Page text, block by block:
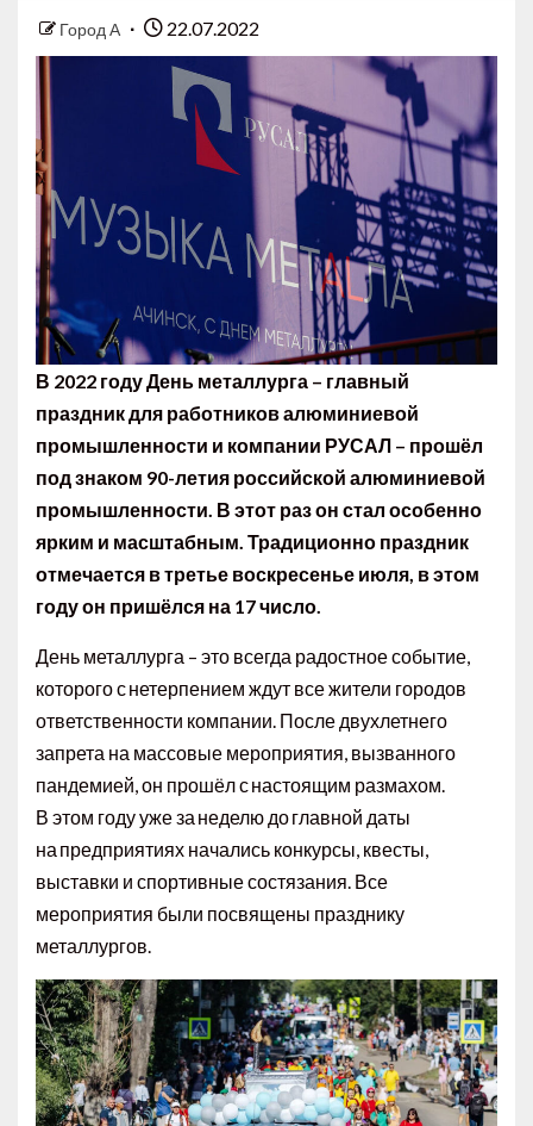
Город А 22.07.2022
В 2022 году День металлурга – главный
праздник для работников алюминиевой
промышленности и компании РУСАЛ – прошёл
под знаком 90-летия российской алюминиевой
промышленности. В этот раз он стал особенно
ярким и масштабным. Традиционно праздник
отмечается в третье воскресенье июля, в этом
году он пришёлся на 17 число.
День металлурга – это всегда радостное событие,
которого с нетерпением ждут все жители городов
ответственности компании. После двухлетнего
запрета на массовые мероприятия, вызванного
пандемией, он прошёл с настоящим размахом.
В этом году уже за неделю до главной даты
на предприятиях начались конкурсы, квесты,
выставки и спортивные состязания. Все
мероприятия были посвящены празднику
металлургов.